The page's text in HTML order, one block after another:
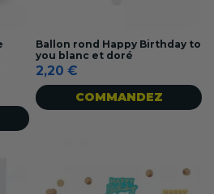
Ballon rond Happy Birthday to
you blanc et doré
2,20 €
COMMANDEZ